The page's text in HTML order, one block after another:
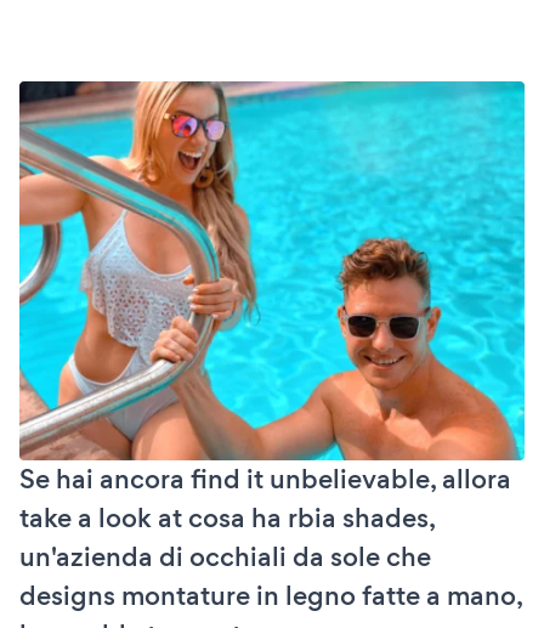
Se hai ancora find it unbelievable, allora
take a look at cosa ha rbia shades,
un'azienda di occhiali da sole che
designs montature in legno fatte a mano,